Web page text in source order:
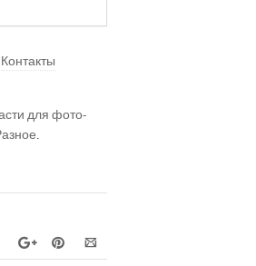
Контакты
для фото-
.